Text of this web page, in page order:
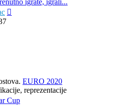
EURO 2020
reprezentacije
Cup